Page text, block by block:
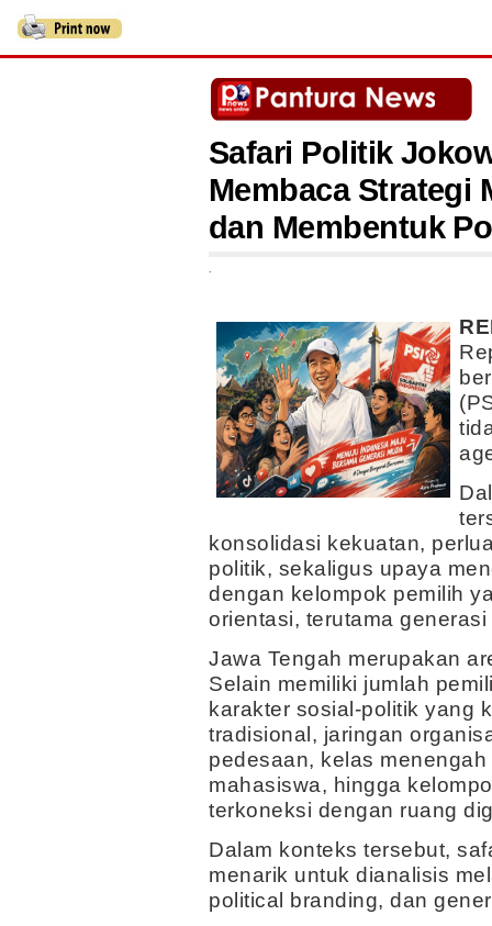
Safari Politik
Membaca Strategi
dan Membentuk
konsolidasi kekuatan,
politik, sekaligus upaya
dengan kelompok pemilih
orientasi, terutama
Jawa Tengah merupakan
Selain memiliki jumlah
karakter sosial-politik yang
tradisional, jaringan
pedesaan, kelas
mahasiswa, hingga
terkoneksi dengan ruang
Dalam konteks tersebut,
menarik untuk dianalisis
political branding, dan